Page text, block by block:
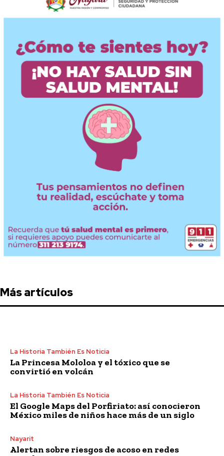
Más artículos
La Historia También Es Noticia
La Princesa Mololoa y el tóxico que se
convirtió en volcán
La Historia También Es Noticia
El Google Maps del Porfiriato: así conocieron
México miles de niños hace más de un siglo
Nayarit
Alertan sobre riesgos de acoso en redes